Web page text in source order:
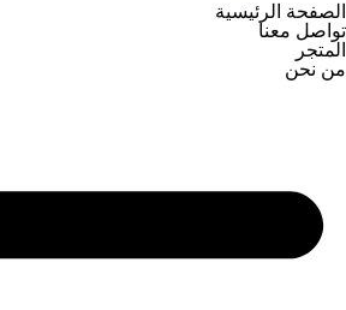
الصفحة الرئيسية
تواصل معنا
المتجر
من نحن